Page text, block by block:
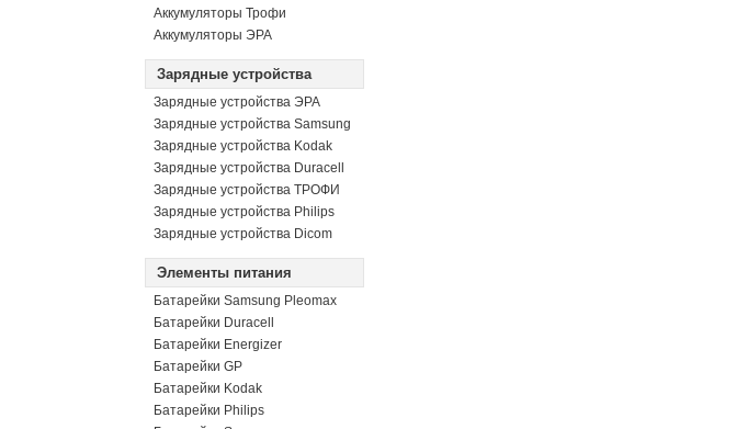
Аккумуляторы Трофи
Аккумуляторы ЭРА
Зарядные устройства
Зарядные устройства ЭРА
Зарядные устройства Samsung
Зарядные устройства Kodak
Зарядные устройства Duracell
Зарядные устройства ТРОФИ
Зарядные устройства Philips
Зарядные устройства Dicom
Элементы питания
Батарейки Samsung Pleomax
Батарейки Duracell
Батарейки Energizer
Батарейки GP
Батарейки Kodak
Батарейки Philips